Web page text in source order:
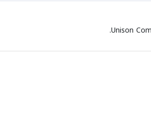
Unison